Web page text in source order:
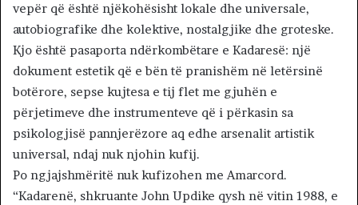
vepër që është njëkohësisht lokale dhe universale,
autobiografike dhe kolektive, nostalgjike dhe groteske.
Kjo është pasaporta ndërkombëtare e Kadaresë: një
dokument estetik që e bën të pranishëm në letërsinë
botërore, sepse kujtesa e tij flet me gjuhën e
përjetimeve dhe instrumenteve që i përkasin sa
psikologjisë pannjerëzore aq edhe arsenalit artistik
universal, ndaj nuk njohin kufij.
Po ngjajshmëritë nuk kufizohen me Amarcord.
“Kadarenë, shkruante John Updike qysh në vitin 1988, e